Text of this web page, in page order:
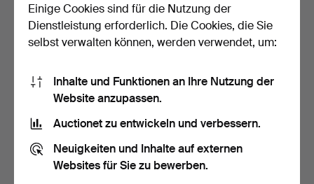
SESSEL, federgefülltes
loses Sitz- & Rücke…
2 Tage
ARMLEHNSTÜHLE, 2 Stk.,
Kiefer, stoffbezoge…
3 Tage
Einige Cookies sind für die Nutzung der
Dienstleistung erforderlich. Die Cookies, die Sie
selbst verwalten können, werden verwendet, um:
Inhalte und Funktionen an Ihre Nutzung der
Website anzupassen.
Auctionet zu entwickeln und verbessern.
Neuigkeiten und Inhalte auf externen
Websites für Sie zu bewerben.